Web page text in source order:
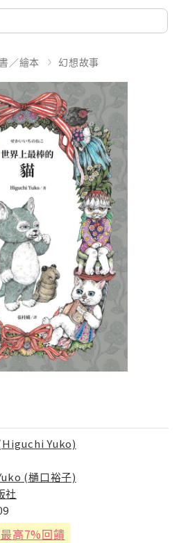
／繪本 幻想故事
Yuko)
(樋口裕子)
社
高7%回饋